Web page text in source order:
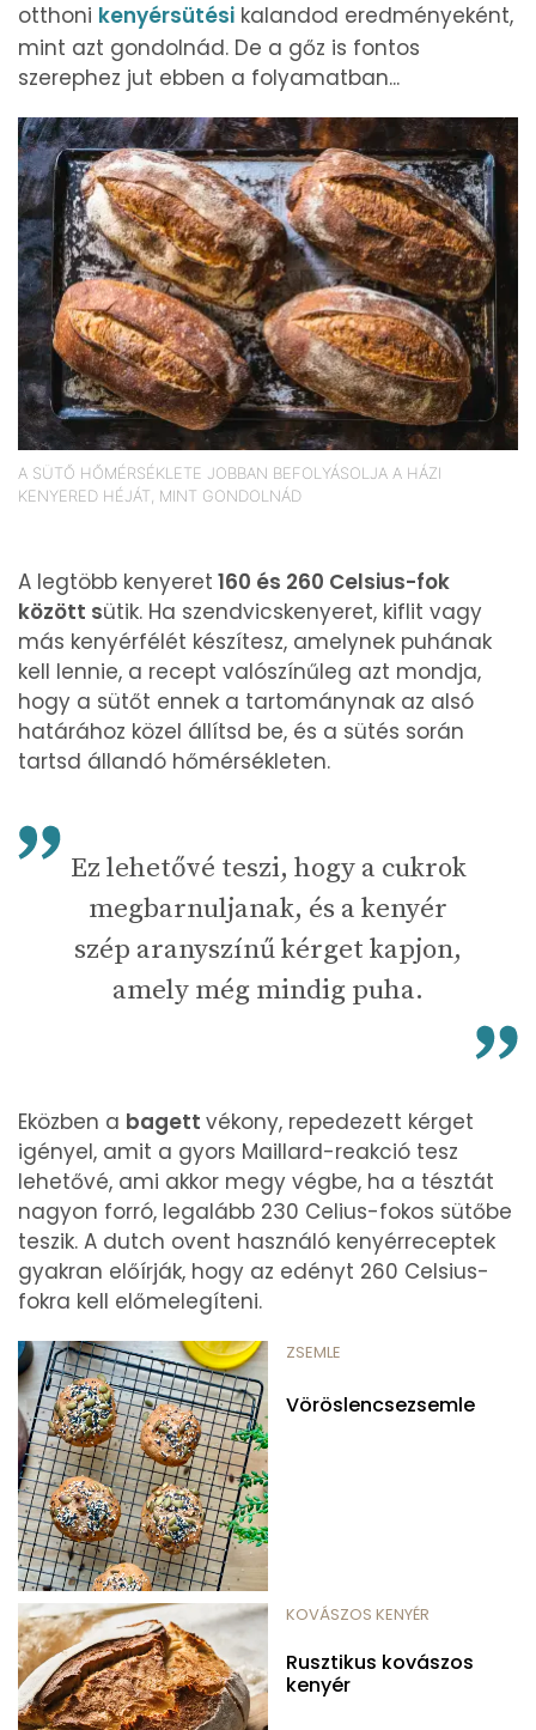
otthoni kenyérsütési kalandod eredményeként,
mint azt gondolnád. De a gőz is fontos
szerephez jut ebben a folyamatban...
A SÜTŐ HŐMÉRSÉKLETE JOBBAN BEFOLYÁSOLJA A HÁZI
KENYERED HÉJÁT, MINT GONDOLNÁD
A legtöbb kenyeret 160 és 260 Celsius-fok
között sütik. Ha szendvicskenyeret, kiflit vagy
más kenyérfélét készítesz, amelynek puhának
kell lennie, a recept valószínűleg azt mondja,
hogy a sütőt ennek a tartománynak az alsó
határához közel állítsd be, és a sütés során
tartsd állandó hőmérsékleten.
Ez lehetővé teszi, hogy a cukrok
megbarnuljanak, és a kenyér
szép aranyszínű kérget kapjon,
amely még mindig puha.
Eközben a bagett vékony, repedezett kérget
igényel, amit a gyors Maillard-reakció tesz
lehetővé, ami akkor megy végbe, ha a tésztát
nagyon forró, legalább 230 Celius-fokos sütőbe
teszik. A dutch ovent használó kenyérreceptek
gyakran előírják, hogy az edényt 260 Celsius-
fokra kell előmelegíteni.
ZSEMLE
Vöröslencsezsemle
KOVÁSZOS KENYÉR
Rusztikus kovászos
kenyér